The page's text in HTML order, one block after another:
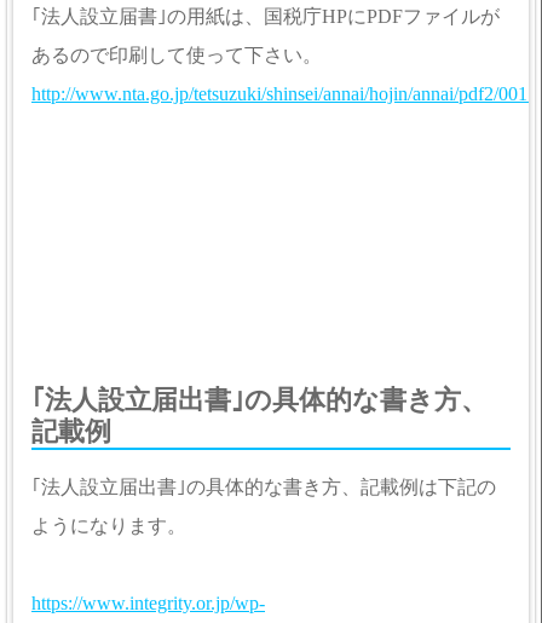
｢法人設立届書｣の用紙は、国税庁HPにPDFファイルが
あるので印刷して使って下さい。
http://www.nta.go.jp/tetsuzuki/shinsei/annai/hojin/annai/pdf2/
｢法人設立届出書｣の具体的な書き方、
記載例
｢法人設立届出書｣の具体的な書き方、記載例は下記の
ようになります。
https://www.integrity.or.jp/wp-